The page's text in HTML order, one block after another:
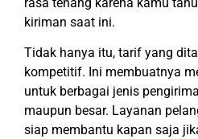
kiriman saat ini.
Tidak hanya itu, tarif yang
kompetitif. Ini membuatnya
untuk berbagai jenis
maupun besar. Layanan
siap membantu kapan saja